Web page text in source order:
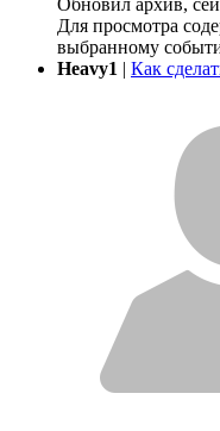
Для просмотра
выбранному
Heavy1 | Как